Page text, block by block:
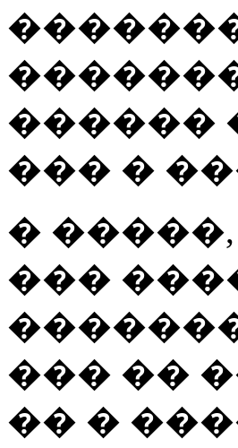
������
��� �
�
���
��� ��
�� �